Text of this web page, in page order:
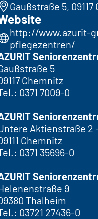
Gaußstraße 5,
http://www.azurit-
pflegezentren/
5
Chemnitz
0371 7009-0
Aktienstraße 2
Chemnitz
0371 35696-0
9
Thalheim
03721 27436-0